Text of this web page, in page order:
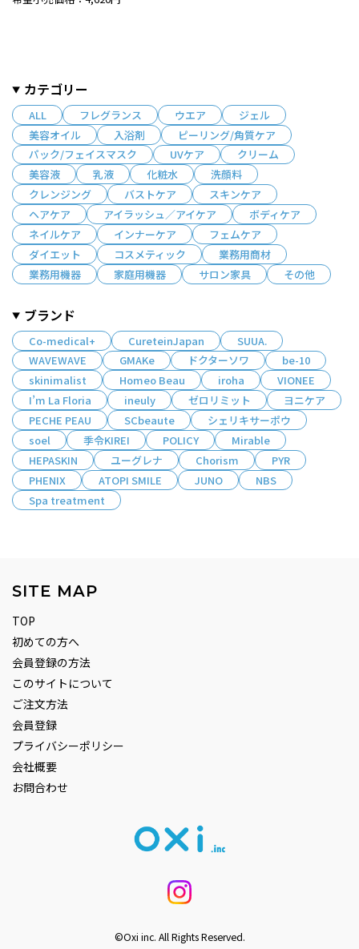
カテゴリー
ALL フレグランス ウエア
ジェル
美容オイル
入浴剤
ピーリング/角質ケア
パック/フェイスマスク
UVケア
クリーム
美容液
乳液 化粧水
洗顔料
クレンジング
バストケア
スキンケア
ヘアケア
アイラッシュ／アイケア
ボディケア
ネイルケア
インナーケア
フェムケア
ダイエット
コスメティック
業務用商材
業務用機器
家庭用機器 サロン家具 その他
ブランド
Co-medical+ CureteinJapan
SUUA.
WAVEWAVE
GMAKe ドクターソワ
be-10
skinimalist
Homeo Beau iroha
VIONEE
I’m La Floria
ineuly ゼロリミット
ヨニケア
PECHE PEAU
SCbeaute
シェリキサーポウ
soel
季令KIREI POLICY
Mirable
HEPASKIN
ユーグレナ Chorism
PYR
PHENIX
ATOPI SMILE JUNO
NBS
Spa treatment
SITE MAP
TOP
初めての方へ
会員登録の方法
このサイトについて
ご注文方法
会員登録
プライバシーポリシー
会社概要
お問合わせ
©Oxi inc. All Rights Reserved.